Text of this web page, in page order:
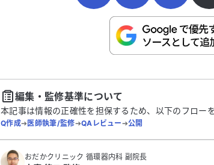
こちらは送信専用のフォームです。氏名やご自身の病気
編集・監修基準について
本記事は情報の正確性を担保するため、以下のフロー
Q作成➔医師執筆/監修➔QAレビュー➔公開
おだかクリニック 循環器内科 副院長